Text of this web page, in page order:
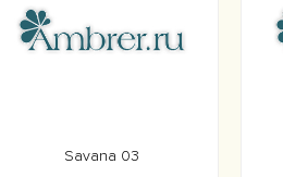
Savana 03